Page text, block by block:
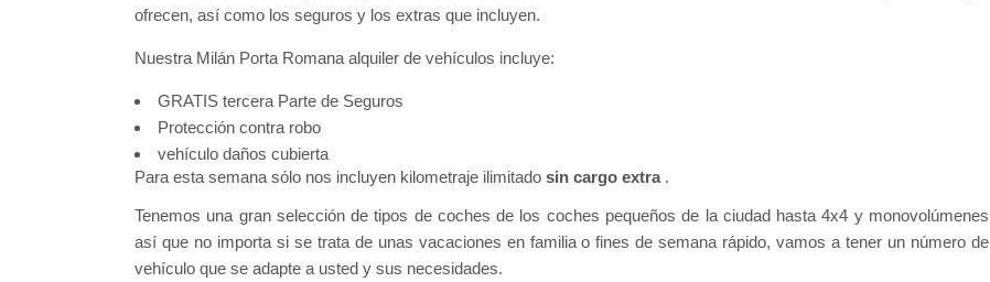
ofrecen, así como los seguros y los extras que incluyen.
Nuestra Milán Porta Romana alquiler de vehículos incluye:
GRATIS tercera Parte de Seguros
Protección contra robo
vehículo daños cubierta
Para esta semana sólo nos incluyen kilometraje ilimitado sin cargo extra .
Tenemos una gran selección de tipos de coches de los coches pequeños de la ciudad hasta 4x4 y monovolúmenes
así que no importa si se trata de unas vacaciones en familia o fines de semana rápido, vamos a tener un número de
vehículo que se adapte a usted y sus necesidades.